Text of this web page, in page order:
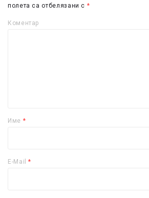
полета са отбелязани с *
Коментар
Име *
E-Mail*